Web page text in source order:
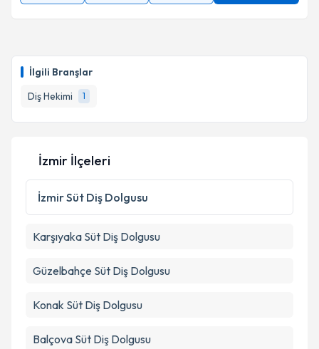
İlgili Branşlar
Diş Hekimi
1
İzmir İlçeleri
İzmirSüt Diş Dolgusu
Karşıyaka Süt Diş Dolgusu
Güzelbahçe Süt Diş Dolgusu
Konak Süt Diş Dolgusu
Balçova Süt Diş Dolgusu